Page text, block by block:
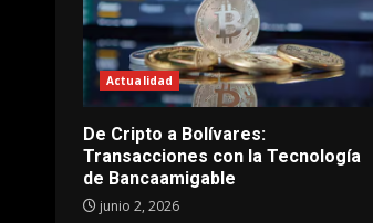
Actualidad
De Cripto a Bolívares:
Transacciones con la Tecnología
de Bancaamigable
junio 2, 2026